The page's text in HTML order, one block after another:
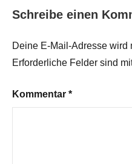
Schreibe einen
Deine E-Mail-Adresse wird
Erforderliche Felder sind
Kommentar *